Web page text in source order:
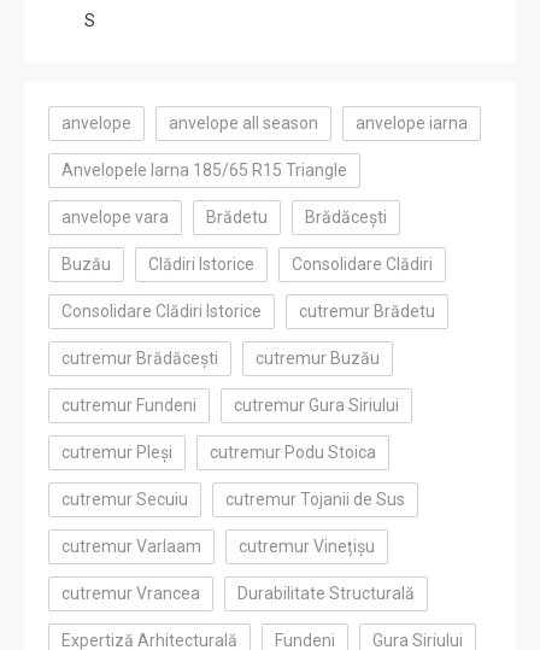
S
anvelope anvelope all season anvelope iarna
Anvelopele Iarna 185/65 R15 Triangle
anvelope vara Brădetu Brădăcești
Buzău Clădiri Istorice Consolidare Clădiri
Consolidare Clădiri Istorice cutremur Brădetu
cutremur Brădăcești cutremur Buzău
cutremur Fundeni cutremur Gura Siriului
cutremur Pleși cutremur Podu Stoica
cutremur Secuiu cutremur Tojanii de Sus
cutremur Varlaam cutremur Vinețișu
cutremur Vrancea Durabilitate Structurală
Expertiză Arhitecturală Fundeni Gura Siriului